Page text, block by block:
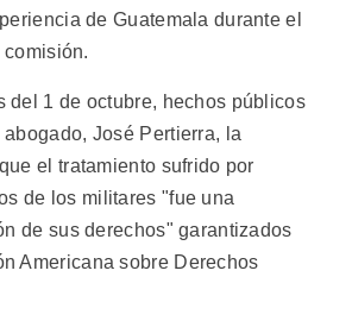
de Guatemala durante el
del 1 de octubre, hechos públicos
José Pertierra, la
el tratamiento sufrido por
de los militares "fue una
de sus derechos" garantizados
Americana sobre Derechos